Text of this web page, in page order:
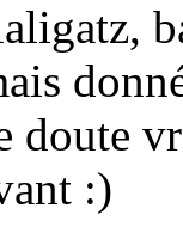
doute
:)